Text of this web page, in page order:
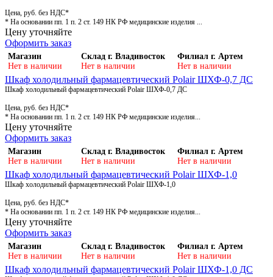
Цена, руб. без НДС*
* На основании пп. 1 п. 2 ст. 149 НК РФ медицинские изделия ...
Цену уточняйте
Оформить заказ
Магазин
Нет в наличии
Склад г. Владивосток
Нет в наличии
Филиал г. Артем
Нет в наличии
Шкаф холодильный фармацевтический Polair ШХФ-0,7 ДС
Шкаф холодильный фармацевтический Polair ШХФ-0,7 ДС
Цена, руб. без НДС*
* На основании пп. 1 п. 2 ст. 149 НК РФ медицинские изделия...
Цену уточняйте
Оформить заказ
Магазин
Нет в наличии
Склад г. Владивосток
Нет в наличии
Филиал г. Артем
Нет в наличии
Шкаф холодильный фармацевтический Polair ШХФ-1,0
Шкаф холодильный фармацевтический Polair ШХФ-1,0
Цена, руб. без НДС*
* На основании пп. 1 п. 2 ст. 149 НК РФ медицинские изделия...
Цену уточняйте
Оформить заказ
Магазин
Нет в наличии
Склад г. Владивосток
Нет в наличии
Филиал г. Артем
Нет в наличии
Шкаф холодильный фармацевтический Polair ШХФ-1,0 ДС